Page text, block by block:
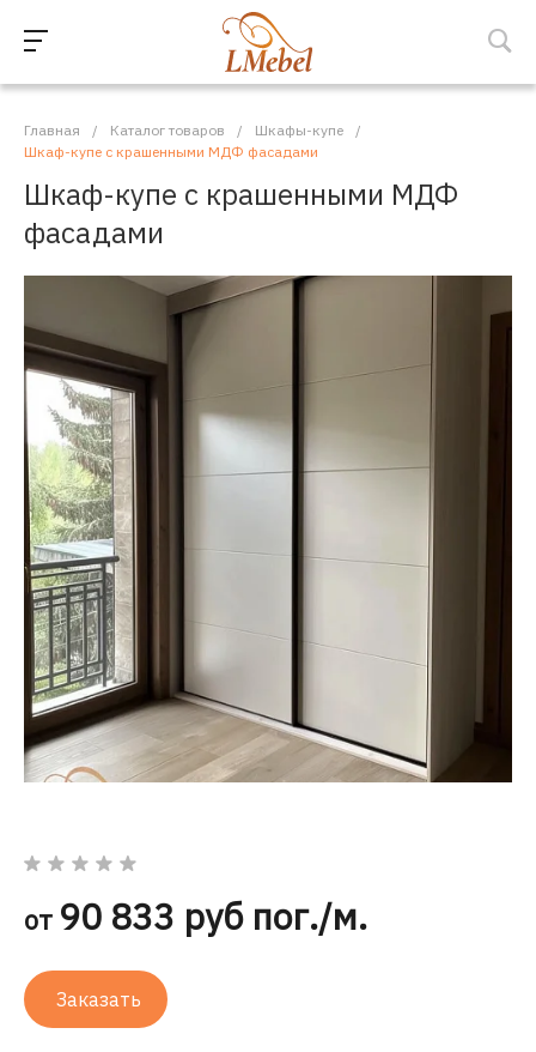
Главная / Каталог товаров / Шкафы-купе
/
Шкаф-купе с крашенными МДФ фасадами
Шкаф-купе с крашенными МДФ
фасадами
от 90 833 руб пог./м.
Заказать